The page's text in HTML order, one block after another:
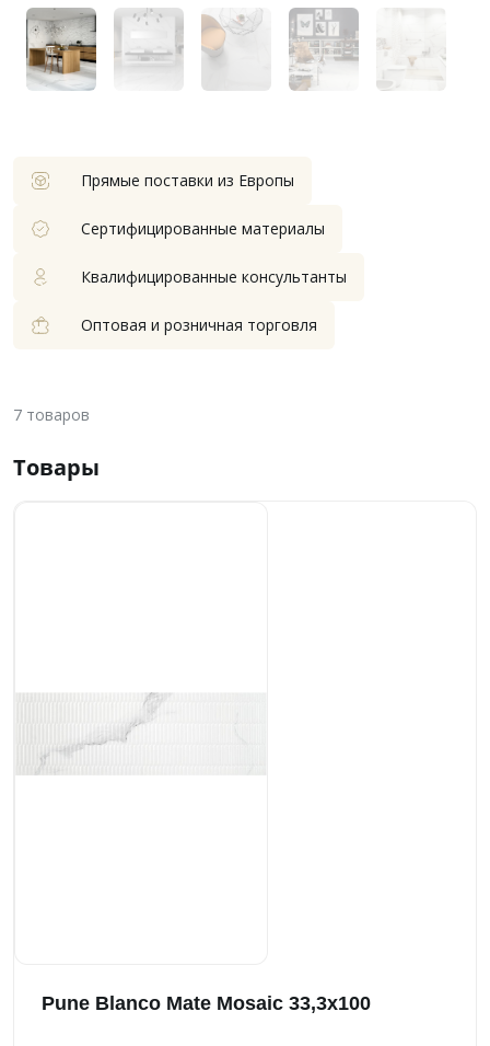
Прямые поставки из Европы
Сертифицированные материалы
Квалифицированные консультанты
Оптовая и розничная торговля
7 товаров
Товары
Pune Blanco Mate Mosaic 33,3x100